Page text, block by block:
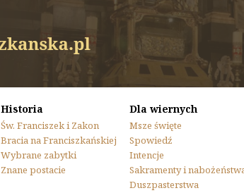
Historia
Św. Franciszek i Zakon
Bracia na Franciszkańskiej
Wybrane zabytki
Znane postacie
Dla wiernych
Msze święte
Spowiedź
Intencje
Sakramenty i
Duszpasterstwa